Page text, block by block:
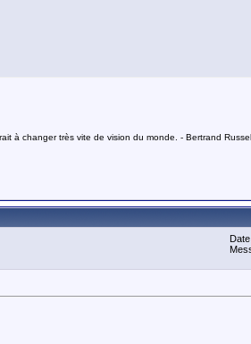
à changer très vite de vision du monde. - Bertrand